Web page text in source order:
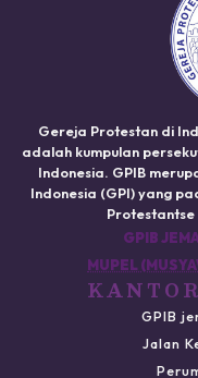
Gereja Protestan di
adalah kumpulan
Indonesia. GPIB
Indonesia (GPI) yang
Protestantse
GPIB
MUPEL
GPIB
Jalan